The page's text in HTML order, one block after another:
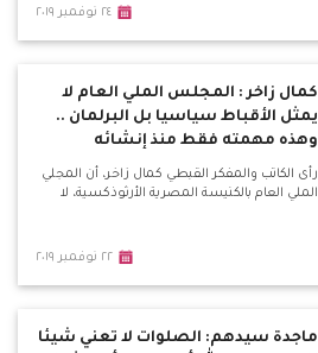
٢٤ نوفمبر ٢٠١٩
كمال زاخر : المجلس الملي العام لا
يمثل الأقباط سياسيا بل البرلمان ..
وهذه مهمته فقط منذ إنشائه
رأى الكاتب والمفكر القبطي كمال زاخر، أن المجلي
الملي العام بالكنيسة المصرية الأرثوذكسية، لا
٢٢ نوفمبر ٢٠١٩
ماجدة سيدهم: الصلوات لا تعني شيئا